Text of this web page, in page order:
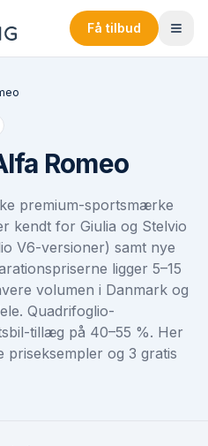
Få tilbud
Romeo
premium-sportsmærke
kendt for Giulia og Stelvio
V6-versioner) samt nye
ligger 5–15
volumen i Danmark og
Quadrifoglio-
tillæg på 40–55 %. Her
priseksempler og 3 gratis